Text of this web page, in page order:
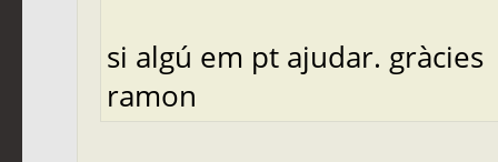
si algú em pt ajudar. gràcies
ramon